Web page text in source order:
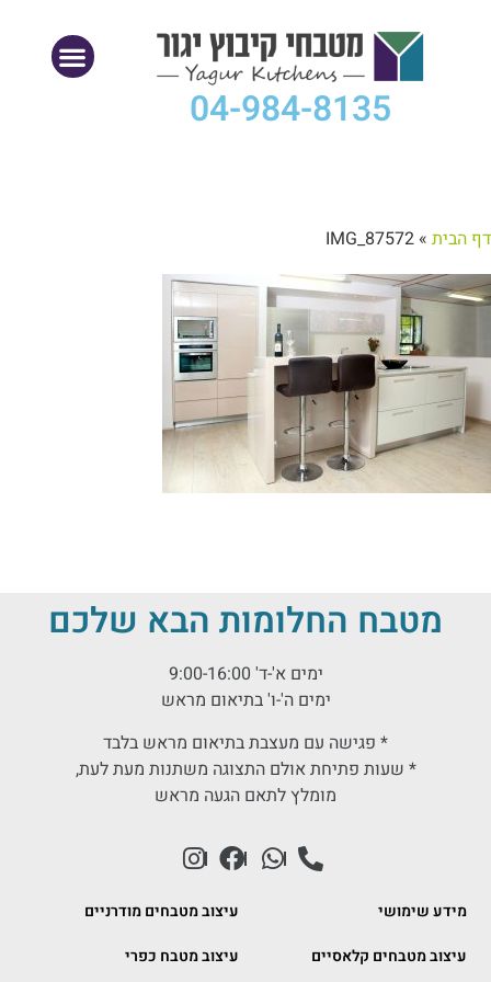
04-984-8135
דף הבית »
IMG_87572
מטבח החלומות הבא שלכם
ימים א'-ד' 9:00-16:00
ימים ה'-ו' בתיאום מראש
* פגישה עם מעצבת בתיאום מראש בלבד
* שעות פתיחת אולם התצוגה משתנות מעת לעת,
מומלץ לתאם הגעה מראש
מידע שימושי
עיצוב מטבחים מודרניים
עיצוב מטבחים קלאסיים
עיצוב מטבח כפרי